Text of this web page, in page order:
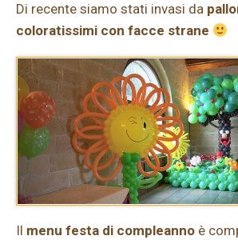
Di recente siamo stati invasi da
coloratissimi con facce strane
Il menu festa di compleanno è